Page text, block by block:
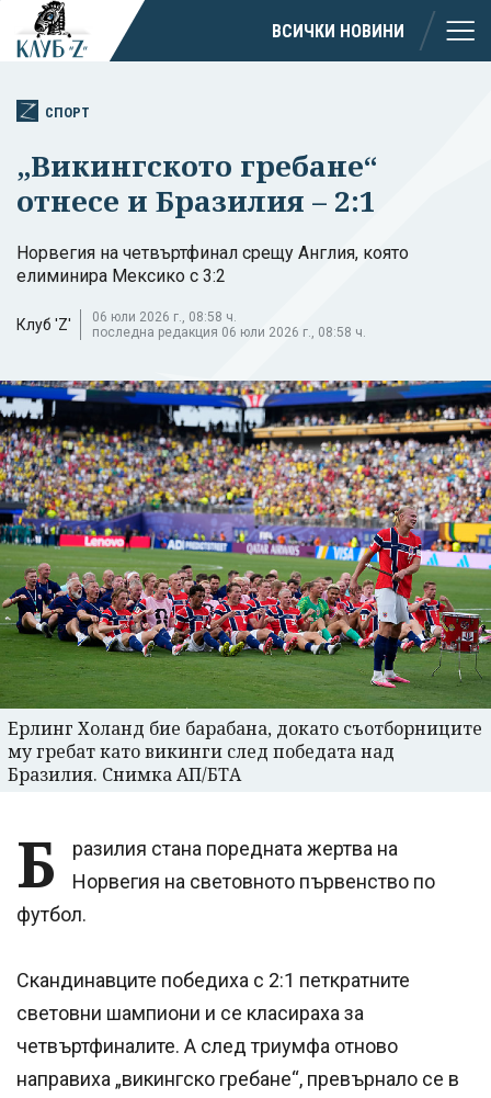
ВСИЧКИ НОВИНИ
СПОРТ
„Викингското гребане“
отнесе и Бразилия – 2:1
Норвегия на четвъртфинал срещу Англия, която
елиминира Мексико с 3:2
Клуб 'Z'
06 юли 2026 г., 08:58 ч.
последна редакция 06 юли 2026 г., 08:58 ч.
Ерлинг Холанд бие барабана, докато съотборниците
му гребат като викинги след победата над
Бразилия. Снимка АП/БТА
Б
разилия стана поредната жертва на
Норвегия на световното първенство по
футбол.
Скандинавците победиха с 2:1 петкратните
световни шампиони и се класираха за
четвъртфиналите. А след триумфа отново
направиха „викингско гребане“, превърнало се в